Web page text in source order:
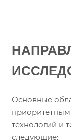
Основные
приоритетным
технологий и
следующие: